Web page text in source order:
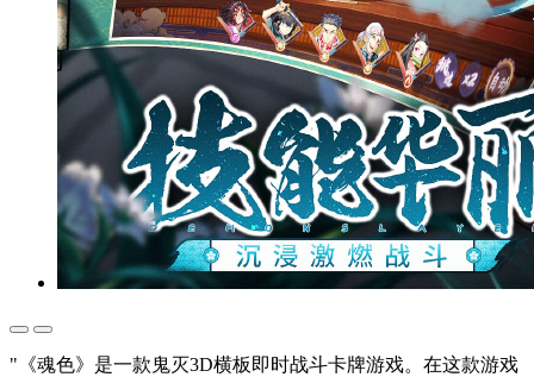
"《魂色》是一款鬼灭3D横板即时战斗卡牌游戏。在这款游戏